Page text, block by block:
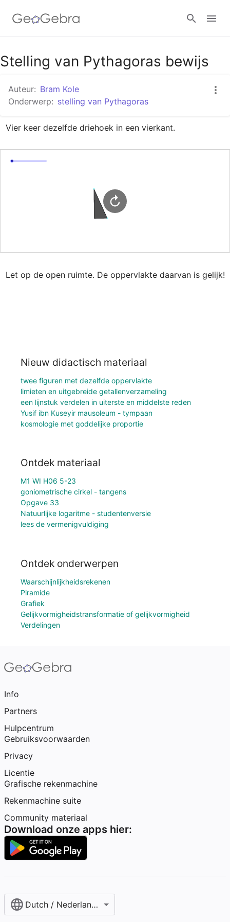
Google Classroom
GeoGebra Klaslokaal
Aanmelden
Stelling van Pythagoras bewijs
Auteur: Bram Kole
Onderwerp: stelling van Pythagoras
Vier keer dezelfde driehoek in een vierkant.
Let op de open ruimte. De oppervlakte daarvan is gelijk!
Nieuw didactisch materiaal
twee figuren met dezelfde oppervlakte
limieten en uitgebreide getallenverzameling
een lijnstuk verdelen in uiterste en middelste reden
Yusif ibn Kuseyir mausoleum - tympaan
kosmologie met goddelijke proportie
Ontdek materiaal
M1 WI H06 5-23
goniometrische cirkel - tangens
Opgave 33
Natuurlijke logaritme - studentenversie
lees de vermenigvuldiging
Ontdek onderwerpen
Waarschijnlijkheidsrekenen
Piramide
Grafiek
Gelijkvormigheidstransformatie of gelijkvormigheid
Verdelingen
Info
Partners
Hulpcentrum
Gebruiksvoorwaarden
Privacy
Licentie
Grafische rekenmachine
Rekenmachine suite
Community materiaal
Download onze apps hier:
Dutch / Nederlands‎ (België)‎